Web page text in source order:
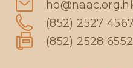
(852) 2527
(852) 2528 6552